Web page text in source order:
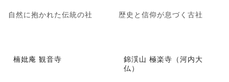
自然に抱かれた伝統の社 歴史と信仰が息づく古社
楠妣庵 観音寺
錦渓山 極楽寺（河内大
仏）